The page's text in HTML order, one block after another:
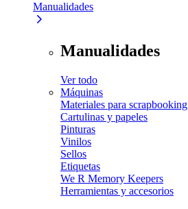
Manualidades
Manualidades
Ver todo
Máquinas
Materiales para scrapbooking
Cartulinas y papeles
Pinturas
Vinilos
Sellos
Etiquetas
We R Memory Keepers
Herramientas y accesorios